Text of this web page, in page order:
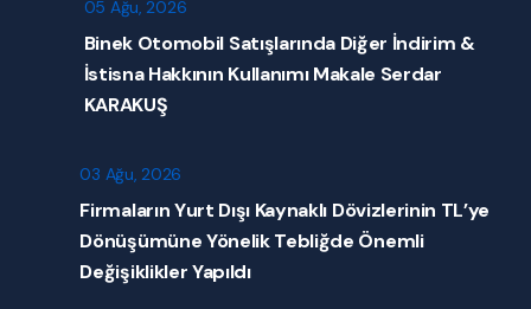
05 Ağu, 2026
Binek Otomobil Satışlarında Diğer İndirim &
İstisna Hakkının Kullanımı Makale Serdar
KARAKUŞ
03 Ağu, 2026
Firmaların Yurt Dışı Kaynaklı Dövizlerinin TL’ye
Dönüşümüne Yönelik Tebliğde Önemli
Değişiklikler Yapıldı